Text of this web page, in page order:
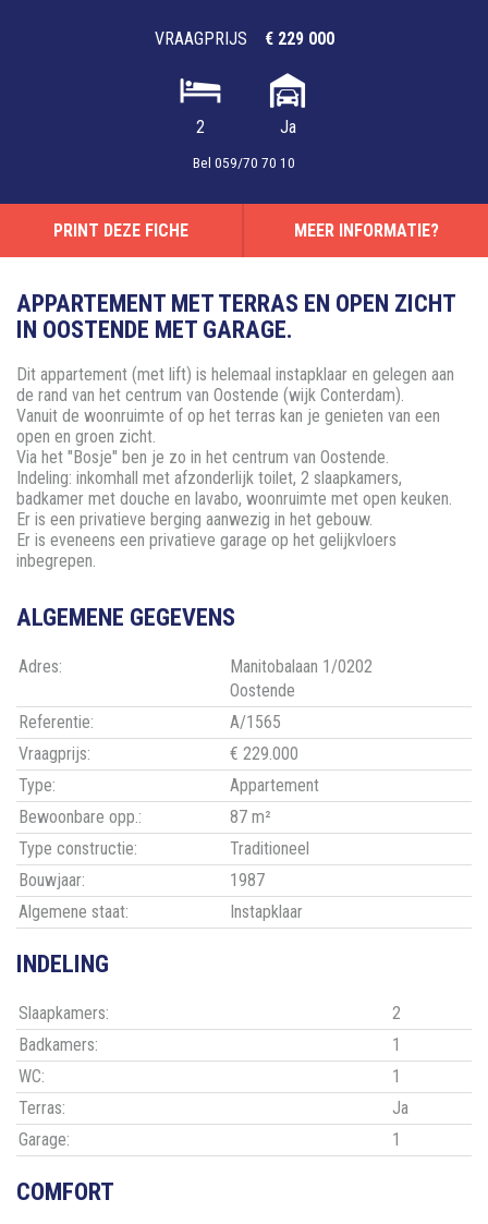
VRAAGPRIJS € 229 000
2 Ja
Bel 059/70 70 10
PRINT DEZE FICHE MEER INFORMATIE?
APPARTEMENT MET TERRAS EN OPEN ZICHT
IN OOSTENDE MET GARAGE.
Dit appartement (met lift) is helemaal instapklaar en gelegen aan
de rand van het centrum van Oostende (wijk Conterdam).
Vanuit de woonruimte of op het terras kan je genieten van een
open en groen zicht.
Via het "Bosje" ben je zo in het centrum van Oostende.
Indeling: inkomhall met afzonderlijk toilet, 2 slaapkamers,
badkamer met douche en lavabo, woonruimte met open keuken.
Er is een privatieve berging aanwezig in het gebouw.
Er is eveneens een privatieve garage op het gelijkvloers
inbegrepen.
ALGEMENE GEGEVENS
Adres:
Manitobalaan 1/0202
Oostende
Referentie:
A/1565
Vraagprijs:
€ 229.000
Type:
Appartement
Bewoonbare opp.:
87 m²
Type constructie:
Traditioneel
Bouwjaar:
1987
Algemene staat:
Instapklaar
INDELING
Slaapkamers:
2
Badkamers:
1
WC:
1
Terras:
Ja
Garage:
1
COMFORT